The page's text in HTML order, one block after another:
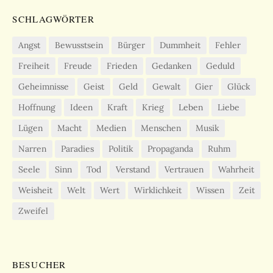
SCHLAGWÖRTER
Angst Bewusstsein Bürger Dummheit
Fehler
Freiheit
Freude Frieden Gedanken
Geduld
Geheimnisse
Geist Geld Gewalt Gier
Glück
Hoffnung
Ideen Kraft Krieg Leben
Liebe
Lügen
Macht Medien Menschen
Musik
Narren
Paradies Politik Propaganda
Ruhm
Seele
Sinn Tod Verstand Vertrauen
Wahrheit
Weisheit
Welt Wert Wirklichkeit Wissen
Zeit
Zweifel
BESUCHER